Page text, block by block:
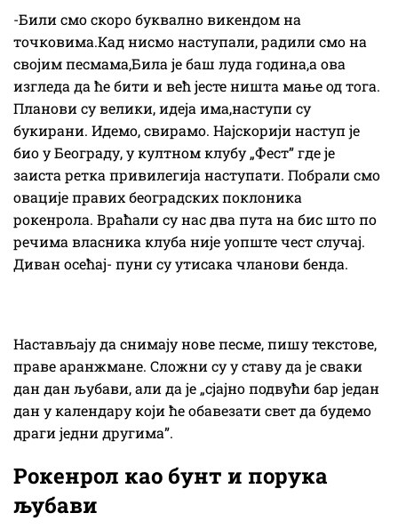
-Били смо скоро буквално викендом на
точковима.Кад нисмо наступали, радили смо на
својим песмама,Била је баш луда година,а ова
изгледа да ће бити и већ јесте ништа мање од тога.
Планови су велики, идеја има,наступи су
букирани. Идемо, свирамо. Најскорији наступ је
био у Београду, у култном клубу „Фест” где је
заиста ретка привилегија наступати. Побрали смо
овације правих београдских поклоника
рокенрола. Враћали су нас два пута на бис што по
речима власника клуба није уопште чест случај.
Диван осећај- пуни су утисака чланови бенда.
Настављају да снимају нове песме, пишу текстове,
праве аранжмане. Сложни су у ставу да је сваки
дан дан љубави, али да је „сјајно подвући бар један
дан у календару који ће обавезати свет да будемо
драги једни другима”.
Рокенрол као бунт и порука
љубави